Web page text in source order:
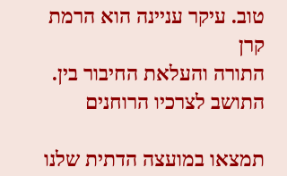
טוב. עיקר עניינה הוא הרמת
קרן
.התורה והעלאת החיבור בין
התושב לצרכיו הרוחנים
תמצאו במועצה הדתית שלנו